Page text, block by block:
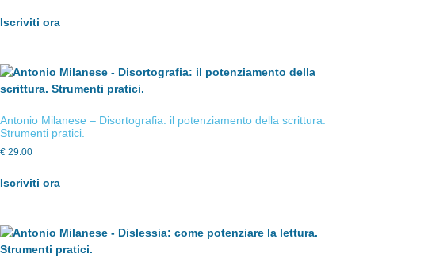
Iscriviti ora
Antonio Milanese – Disortografia: il potenziamento della scrittura.
Strumenti pratici.
€ 29.00
Iscriviti ora